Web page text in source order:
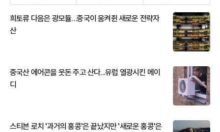
희토류 다음은 광모듈…중국이 움켜쥔 새로운 전략자
산
중국산 에어콘을 웃돈 주고 산다...유럽 열광시킨 메이
디
스티븐 로치 '과거의 홍콩'은 끝났지만 '새로운 홍콩'은